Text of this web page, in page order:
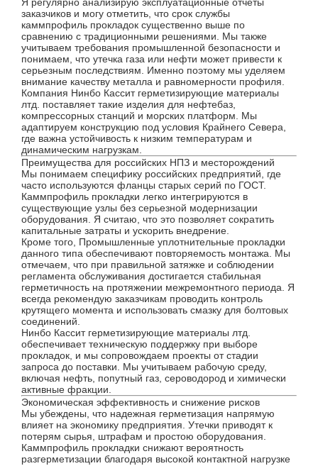
заказчиков и могу отметить, что срок службы
каммпрофиль прокладок существенно выше по
сравнению с традиционными решениями. Мы также
учитываем требования промышленной безопасности и
понимаем, что утечка газа или нефти может привести к
серьезным последствиям. Именно поэтому мы уделяем
внимание качеству металла и равномерности профиля.
Компания Нинбо Кассит герметизирующие материалы
лтд. поставляет такие изделия для нефтебаз,
компрессорных станций и морских платформ. Мы
адаптируем конструкцию под условия Крайнего Севера,
где важна устойчивость к низким температурам и
динамическим нагрузкам.
Преимущества для российских НПЗ и месторождений
Мы понимаем специфику российских предприятий, где
часто используются фланцы старых серий по ГОСТ.
Каммпрофиль прокладки легко интегрируются в
существующие узлы без серьезной модернизации
оборудования. Я считаю, что это позволяет сократить
капитальные затраты и ускорить внедрение.
Кроме того, Промышленные уплотнительные прокладки
данного типа обеспечивают повторяемость монтажа. Мы
отмечаем, что при правильной затяжке и соблюдении
регламента обслуживания достигается стабильная
герметичность на протяжении межремонтного периода. Я
всегда рекомендую заказчикам проводить контроль
крутящего момента и использовать смазку для болтовых
соединений.
Нинбо Кассит герметизирующие материалы лтд.
обеспечивает техническую поддержку при выборе
прокладок, и мы сопровождаем проекты от стадии
запроса до поставки. Мы учитываем рабочую среду,
включая нефть, попутный газ, сероводород и химически
активные фракции.
Экономическая эффективность и снижение рисков
Мы убеждены, что надежная герметизация напрямую
влияет на экономику предприятия. Утечки приводят к
потерям сырья, штрафам и простою оборудования.
Каммпрофиль прокладки снижают вероятность
разгерметизации благодаря высокой контактной нагрузке